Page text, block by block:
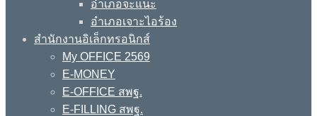
อำเภอจะแนะ
อำเภอเจาะไอร้อง
สำนักงานอิเล็กทรอนิกส์
My OFFICE 2569
E-MONEY
E-OFFICE สพฐ.
E-FILLING สพฐ.